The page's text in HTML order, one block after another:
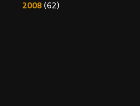
2008(62)